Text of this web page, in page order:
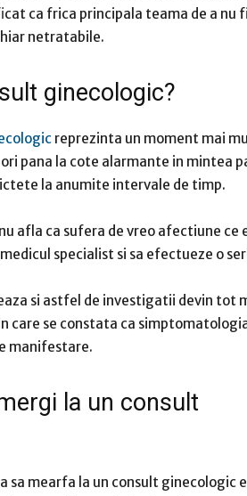
ca frica principala teama de a nu fi
netratabile.
ginecologic?
reprezinta un moment mai
pana la cote alarmante in mintea
la anumite intervale de timp.
afla ca sufera de vreo afectiune ce
specialist si sa efectueze o
si astfel de investigatii devin tot
care se constata ca
manifestare.
la un consult
sa mearfa la un consult ginecologic